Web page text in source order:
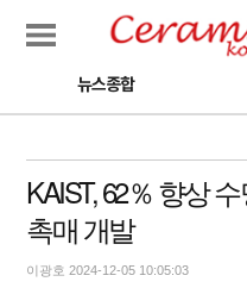
뉴스종합
KAIST, 62％ 향상
촉매 개발
이광호 2024-12-05 10:05:03